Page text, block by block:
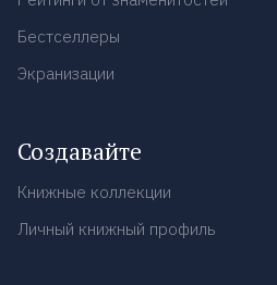
Бестселлеры
Экранизации
Создавайте
Книжные коллекции
Личный книжный профиль